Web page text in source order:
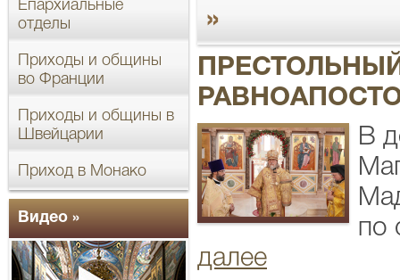
Епархиальные
отделы
Приходы и общины
во Франции
Приходы и общины в
Швейцарии
Приход в Монако
Видео »
»
В
по
далее